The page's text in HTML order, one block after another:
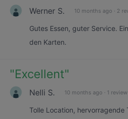
Werner S. 10 months ago · 2
Gutes Essen, guter Service.
den Karten.
"Excellent"
Nelli S. 10 months ago · 1 review
Tolle Location, hervorragende